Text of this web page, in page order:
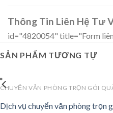
Thông Tin Liên Hệ Tư
id="4820054" title="Form
SẢN PHẨM TƯƠNG TỰ
CHUYỂN VĂN PHÒNG TRỌN GÓI
Dịch vụ chuyển văn phòng trọn